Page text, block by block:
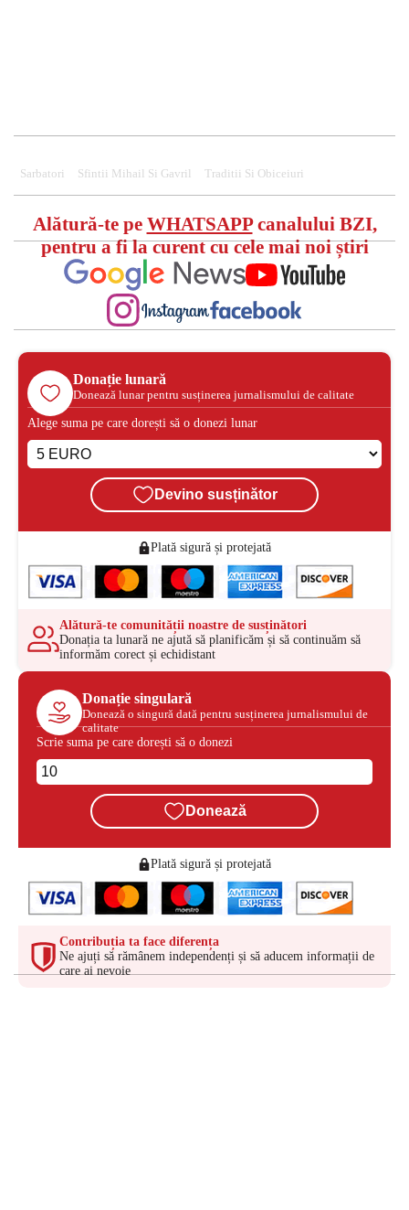
Sarbatori Sfintii Mihail Si Gavril Traditii Si Obiceiuri
Alătură-te pe WHATSAPPcanalului BZI,
pentru a fi la curent cu cele mai noi știri
Donație lunară
Donează lunar pentru susținerea jurnalismului de calitate
Alege suma pe care dorești să o donezi lunar
Devino susținător
Plată sigură și protejată
Alătură-te comunității noastre de susținători
Donația ta lunară ne ajută să planificăm și să continuăm să
informăm corect și echidistant
Donație singulară
Donează o singură dată pentru susținerea jurnalismului de
calitate
Scrie suma pe care dorești să o donezi
Donează
Plată sigură și protejată
Contribuția ta face diferența
Ne ajuți să rămânem independenți și să aducem informații de
care ai nevoie